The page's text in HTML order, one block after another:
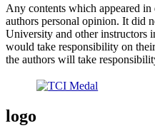
Any contents which appeared
authors personal opinion. It did
University and other instructors
would take responsibility on
the authors will take
logo